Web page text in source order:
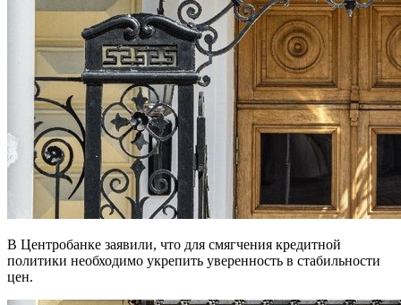
В Центробанке заявили, что для смягчения кредитной
политики необходимо укрепить уверенность в стабильности
цен.